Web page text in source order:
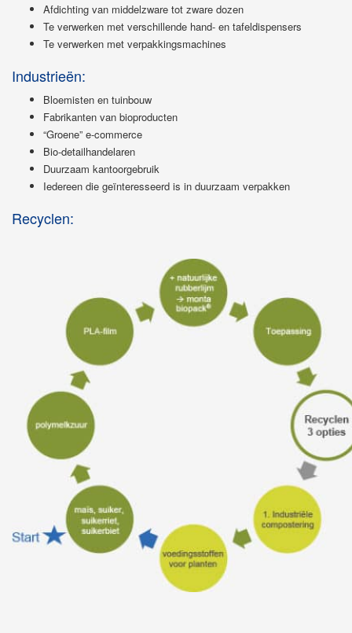
Afdichting van middelzware tot zware dozen
Te verwerken met verschillende hand- en tafeldispensers
Te verwerken met verpakkingsmachines
Industrieën:
Bloemisten en tuinbouw
Fabrikanten van bioproducten
“Groene” e-commerce
Bio-detailhandelaren
Duurzaam kantoorgebruik
Iedereen die geïnteresseerd is in duurzaam verpakken
Recyclen: